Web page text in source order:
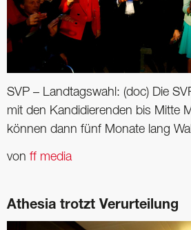
SVP – Landtagswahl: (doc) Die
mit den Kandidierenden bis Mitte
können dann fünf Monate lang
von ff media
Athesia trotzt Verurteilung